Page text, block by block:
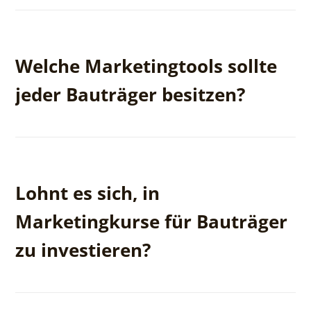
Verkaufsprozess erheblich beschleunigen.
Welche Marketingtools sollte
jeder Bauträger besitzen?
gut vorbereitete Werbematerialien.
Lohnt es sich, in
Marketingkurse für Bauträger
zu investieren?